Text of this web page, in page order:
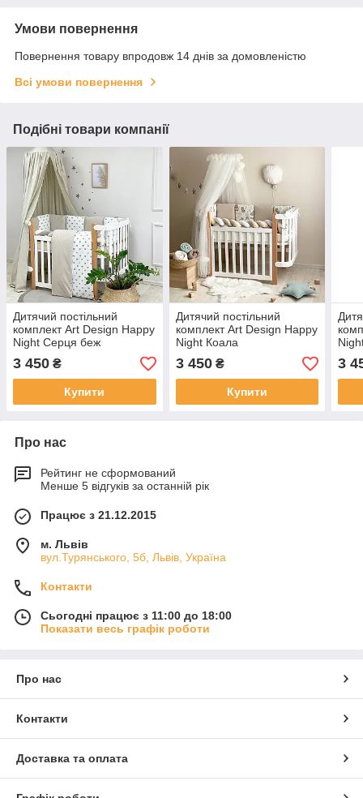
Умови повернення
Повернення товару впродовж 14 днів за домовленістю
Всі умови повернення
Подібні товари компанії
Дитячий постільний
комплект Art Design Happy
Night Серця беж
3 450 ₴
Купити
Дитячий постільний
комплект Art Design Happy
Night Коала
3 450₴
Купити
3
Про нас
Рейтинг не сформований
Менше 5 відгуків за останній рік
Працює з 21.12.2015
м. Львів
вул.Турянського, 5б, Львів, Україна
Контакти
Сьогодні працює з 11:00 до 18:00
Показати весь графік роботи
Про нас
Контакти
Доставка та оплата